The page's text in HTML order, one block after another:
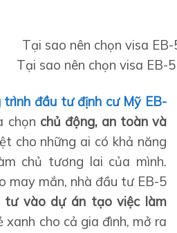
Tại sao nên chọn visa EB-
trình đầu tư định cư Mỹ EB-
chọn chủ động, an toàn và
cho những ai có khả năng
chủ tương lai của mình.
may mắn, nhà đầu tư EB-5
tư vào dự án tạo việc làm
cho cả gia đình, mở ra